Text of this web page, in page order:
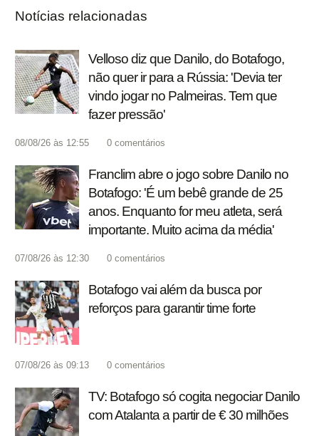
Notícias relacionadas
Velloso diz que Danilo, do Botafogo,
não quer ir para a Rússia: 'Devia ter
vindo jogar no Palmeiras. Tem que
fazer pressão'
08/08/26 às 12:55 0 comentários
Franclim abre o jogo sobre Danilo no
Botafogo: 'É um bebê grande de 25
anos. Enquanto for meu atleta, será
importante. Muito acima da média'
07/08/26 às 12:30 0 comentários
Botafogo vai além da busca por
reforços para garantir time forte
07/08/26 às 09:13 0 comentários
TV: Botafogo só cogita negociar Danilo
com Atalanta a partir de € 30 milhões